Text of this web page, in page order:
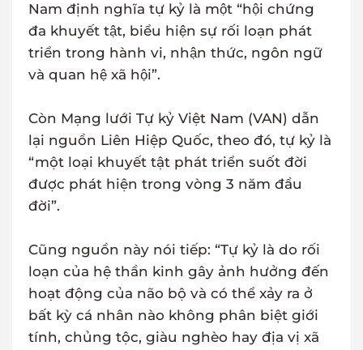
Nam định nghĩa tự kỷ là một “hội chứng
đa khuyết tật, biểu hiện sự rối loạn phát
triển trong hành vi, nhận thức, ngôn ngữ
và quan hệ xã hội”.
Còn Mạng lưới Tự kỷ Việt Nam (VAN) dẫn
lại nguồn Liên Hiệp Quốc, theo đó, tự kỷ là
“một loại khuyết tật phát triển suốt đời
được phát hiện trong vòng 3 năm đầu
đời”.
Cũng nguồn này nói tiếp: “Tự kỷ là do rối
loạn của hệ thần kinh gây ảnh hưởng đến
hoạt động của não bộ và có thể xảy ra ở
bất kỳ cá nhân nào không phân biệt giới
tính, chủng tộc, giàu nghèo hay địa vị xã